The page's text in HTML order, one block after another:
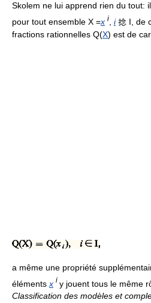
Skolem ne lui apprend rien du tout:
pour tout ensemble X =x i i捻 I, de
fractions rationnelles Q(X) est de
a même une propriété
éléments x i y jouent tous le même
Classification des modèles et